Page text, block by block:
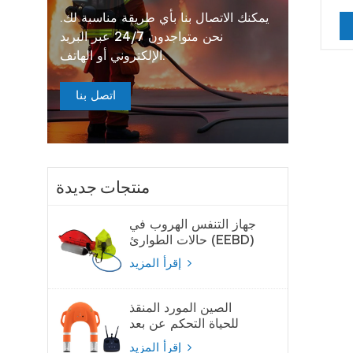
يمكنك الاتصال بنا بأي طريقة مناسبة لك.
نحن متواجدون 24/7 عبر البريد
الإلكتروني أو الهاتف.
اتصل بنا
منتجات جديدة
جهاز التنفس الهروب في
حالات الطوارئ (EEBD)
جهاز تنفس الهواء
الصين المورد المنقذ
للحياة التحكم عن بعد
لايفبوي